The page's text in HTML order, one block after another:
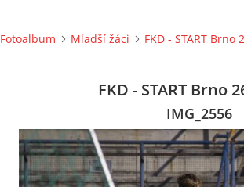
Fotoalbum Mladší žáci FKD - START Brno
FKD - START Brno
IMG_2556